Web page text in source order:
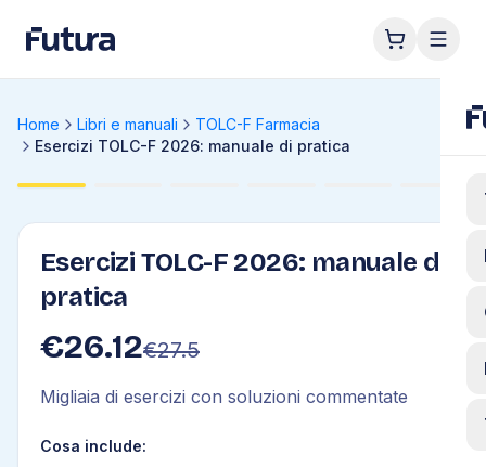
Home Libri e manuali
TOLC-F Farmacia
Esercizi TOLC-F 2026: manuale di pratica
Esercizi TOLC-F 2026: manuale di
pratica
€26.12€27.5
Migliaia di esercizi con soluzioni commentate
Cosa include: